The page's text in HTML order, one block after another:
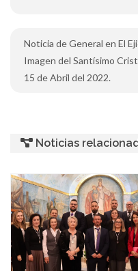
Noticia de General en El
Imagen del Santísimo
15 de Abril del 2022.
Noticias